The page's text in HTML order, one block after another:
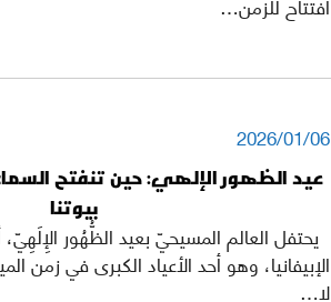
2026/01/06
عيد الظهور الإلهي: حين تنفتح
بيوتنا
يحتفل العالم المسيحيّ بعيد الظُّهُور
الإبيفانيا، وهو أحد الأعياد الكبرى في زمن
لا…